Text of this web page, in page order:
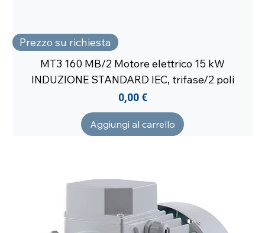
Prezzo su richiesta
MT3 160 MB/2 Motore elettrico 15 kW
INDUZIONE STANDARD IEC, trifase/2 poli
Prezzo
0,00 €
Aggiungi al carrello